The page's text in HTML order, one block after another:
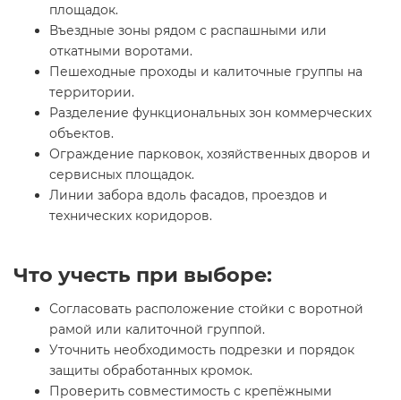
площадок.
Въездные зоны рядом с распашными или
откатными воротами.
Пешеходные проходы и калиточные группы на
территории.
Разделение функциональных зон коммерческих
объектов.
Ограждение парковок, хозяйственных дворов и
сервисных площадок.
Линии забора вдоль фасадов, проездов и
технических коридоров.
Что учесть при выборе:
Согласовать расположение стойки с воротной
рамой или калиточной группой.
Уточнить необходимость подрезки и порядок
защиты обработанных кромок.
Проверить совместимость с крепёжными